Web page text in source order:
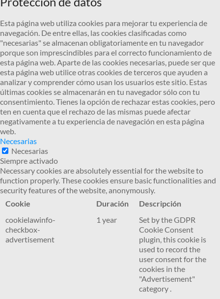
Esta página web utiliza cookies para mejorar tu experiencia de
navegación. De entre ellas, las cookies clasificadas como
"necesarias" se almacenan obligatoriamente en tu navegador
porque son imprescindibles para el correcto funcionamiento de
esta página web. Aparte de las cookies necesarias, puede ser que
esta página web utilice otras cookies de terceros que ayuden a
analizar y comprender cómo usan los usuarios este sitio. Estas
últimas cookies se almacenarán en tu navegador sólo con tu
consentimiento. Tienes la opción de rechazar estas cookies, pero
ten en cuenta que el rechazo de las mismas puede afectar
negativamente a tu experiencia de navegación en esta página
web.
Necesarias
Necesarias
Siempre activado
Necessary cookies are absolutely essential for the website to
function properly. These cookies ensure basic functionalities and
security features of the website, anonymously.
Cookie
Duración
Descripción
cookielawinfo-
checkbox-
advertisement
1 year
Set by the GDPR
Cookie Consent
plugin, this cookie is
used to record the
user consent for the
cookies in the
"Advertisement"
category .